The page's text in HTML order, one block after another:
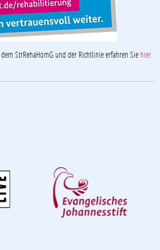
StrRehaHomG und der Richtlinie erfahren Sie hier